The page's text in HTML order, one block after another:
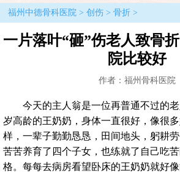
福州中德骨科医院> 创伤> 骨折>
一片落叶“砸”伤老人致骨
院比较好
作者：福州骨科医院
今天的主人翁是一位再普通不过的老
岁高龄的王奶奶，身体一直很好，像很
样，一辈子勤勤恳恳，田间地头，躬耕
苦苦养育了四个子女，也练就了自己吃
格。每每去病房看望卧床的王奶奶就好